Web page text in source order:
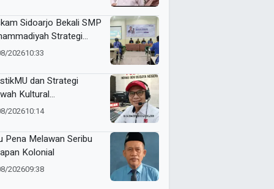
Sidoarjo Bekali SMP
Strategi
dan Marketing
202610:33
dan Strategi
Kultural
202610:14
Pena Melawan Seribu
Kolonial
202609:38